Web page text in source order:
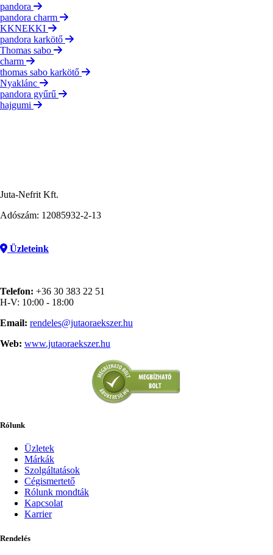
pandora
pandora charm
KKNEKKI
pandora karkötő
Thomas sabo
charm
thomas sabo karkötő
Nyaklánc
pandora gyűrű
hajgumi
Juta-Nefrit Kft.
Adószám: 12085932-2-13
Üzleteink
Telefon: +36 30 383 22 51
H-V: 10:00 - 18:00
Email: rendeles@jutaoraekszer.hu
Web: www.jutaoraekszer.hu
Rólunk
Üzletek
Márkák
Szolgáltatások
Cégismertető
Rólunk mondták
Kapcsolat
Karrier
Rendelés